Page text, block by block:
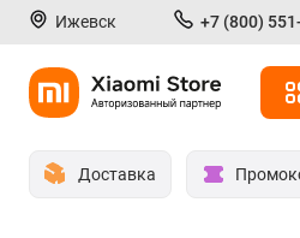
Ижевск +7 (800)
Доставка